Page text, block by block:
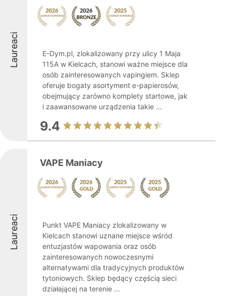
Laureaci
E-Dym.pl, zlokalizowany przy ulicy 1 Maja
115A w Kielcach, stanowi ważne miejsce dla
osób zainteresowanych vapingiem. Sklep
oferuje bogaty asortyment e-papierosów,
obejmujący zarówno komplety startowe, jak
i zaawansowane urządzenia takie ...
9.4
Laureaci
VAPE Maniacy
Punkt VAPE Maniacy zlokalizowany w
Kielcach stanowi uznane miejsce wśród
entuzjastów wapowania oraz osób
zainteresowanych nowoczesnymi
alternatywami dla tradycyjnych produktów
tytoniowych. Sklep będący częścią sieci
działającej na terenie ...